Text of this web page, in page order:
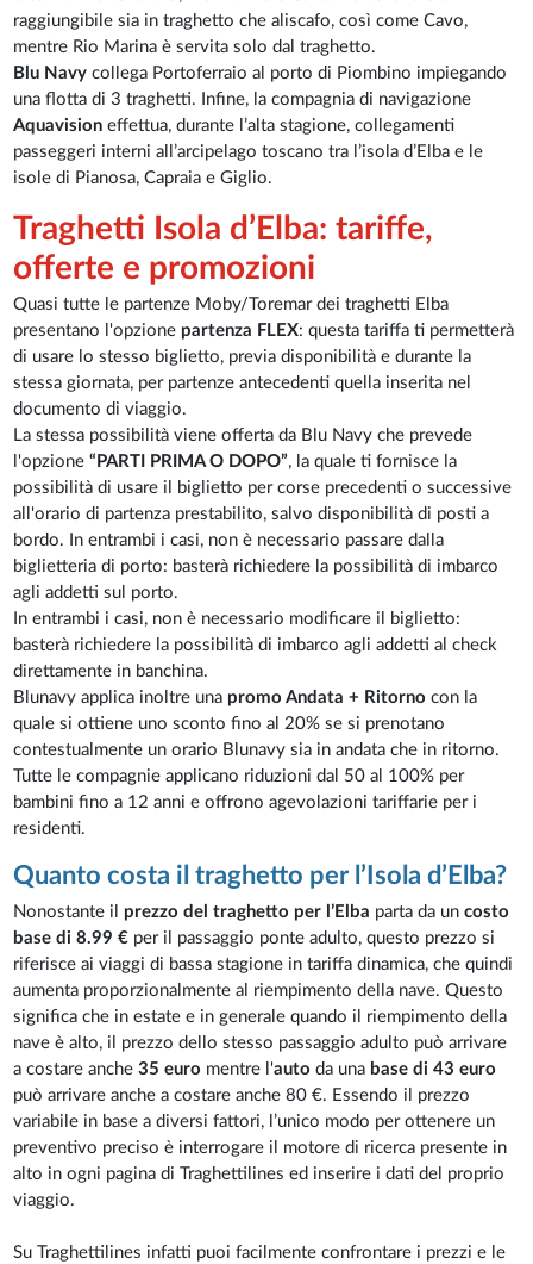
raggiungibile sia in traghetto che aliscafo, così come Cavo,
mentre Rio Marina è servita solo dal traghetto.
Blu Navy collega Portoferraio al porto di Piombino impiegando
una flotta di 3 traghetti. Infine, la compagnia di navigazione
Aquavision effettua, durante l’alta stagione, collegamenti
passeggeri interni all’arcipelago toscano tra l’isola d’Elba e le
isole di Pianosa, Capraia e Giglio.
Traghetti Isola d’Elba: tariffe,
offerte e promozioni
Quasi tutte le partenze Moby/Toremar dei traghetti Elba
presentano l'opzione partenza FLEX: questa tariffa ti permetterà
di usare lo stesso biglietto, previa disponibilità e durante la
stessa giornata, per partenze antecedenti quella inserita nel
documento di viaggio.
La stessa possibilità viene offerta da Blu Navy che prevede
l'opzione“PARTI PRIMA O DOPO”, la quale ti fornisce la
possibilità di usare il biglietto per corse precedenti o successive
all'orario di partenza prestabilito, salvo disponibilità di posti a
bordo. In entrambi i casi, non è necessario passare dalla
biglietteria di porto: basterà richiedere la possibilità di imbarco
agli addetti sul porto.
In entrambi i casi, non è necessario modificare il biglietto:
basterà richiedere la possibilità di imbarco agli addetti al check
direttamente in banchina.
Blunavy applica inoltre una promo Andata + Ritorno con la
quale si ottiene uno sconto fino al 20% se si prenotano
contestualmente un orario Blunavy sia in andata che in ritorno.
Tutte le compagnie applicano riduzioni dal 50 al 100% per
bambini fino a 12 anni e offrono agevolazioni tariffarie per i
residenti.
Quanto costa il traghetto per l’Isola d’Elba?
Nonostante il prezzo del traghetto per l’Elba parta da uncosto
base di 8.99 € per il passaggio ponte adulto, questo prezzo si
riferisce ai viaggi di bassa stagione in tariffa dinamica, che quindi
aumenta proporzionalmente al riempimento della nave. Questo
significa che in estate e in generale quando il riempimento della
nave è alto, il prezzo dello stesso passaggio adulto può arrivare
a costare anche35 euro mentre l'auto da una base di 43 euro
può arrivare anche a costare anche 80 €. Essendo il prezzo
variabile in base a diversi fattori, l’unico modo per ottenere un
preventivo preciso è interrogare il motore di ricerca presente in
alto in ogni pagina di Traghettilines ed inserire i dati del proprio
viaggio.
Su Traghettilines infatti puoi facilmente confrontare i prezzi e le